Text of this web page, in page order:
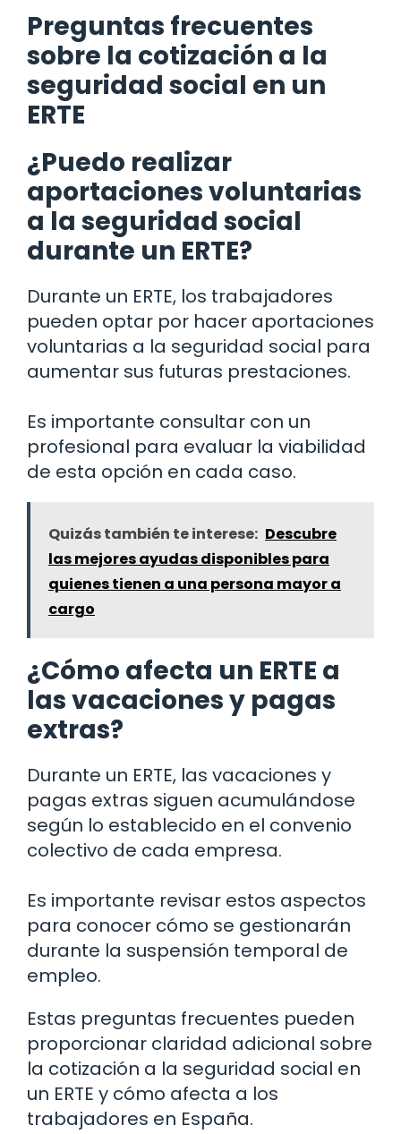
Preguntas frecuentes
sobre la cotización a la
seguridad social en un
ERTE
¿Puedo realizar
aportaciones voluntarias
a la seguridad social
durante un ERTE?
Durante un ERTE, los trabajadores
pueden optar por hacer aportaciones
voluntarias a la seguridad social para
aumentar sus futuras prestaciones.
Es importante consultar con un
profesional para evaluar la viabilidad
de esta opción en cada caso.
Quizás también te interese: Descubre
las mejores ayudas disponibles para
quienes tienen a una persona mayor a
cargo
¿Cómo afecta un ERTE a
las vacaciones y pagas
extras?
Durante un ERTE, las vacaciones y
pagas extras siguen acumulándose
según lo establecido en el convenio
colectivo de cada empresa.
Es importante revisar estos aspectos
para conocer cómo se gestionarán
durante la suspensión temporal de
empleo.
Estas preguntas frecuentes pueden
proporcionar claridad adicional sobre
la cotización a la seguridad social en
un ERTE y cómo afecta a los
trabajadores en España.